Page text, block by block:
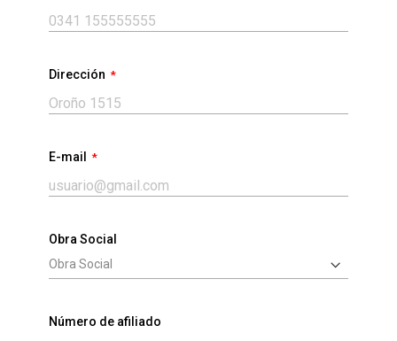
Dirección
E-mail
Obra Social
Número de afiliado